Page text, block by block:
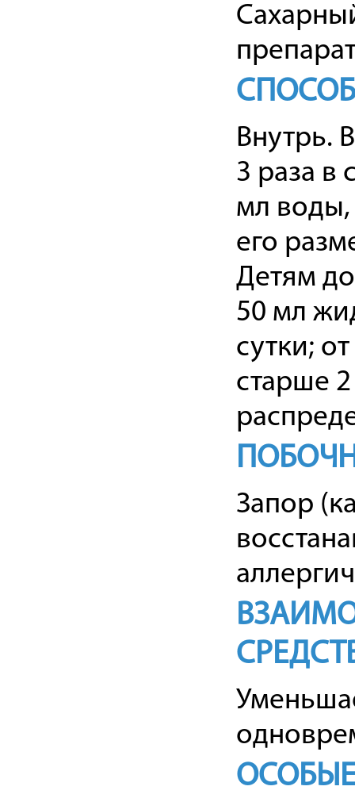
Внутрь.
3 раза в
мл
его
Детям
50 мл
сутки;
старше 2
Запор